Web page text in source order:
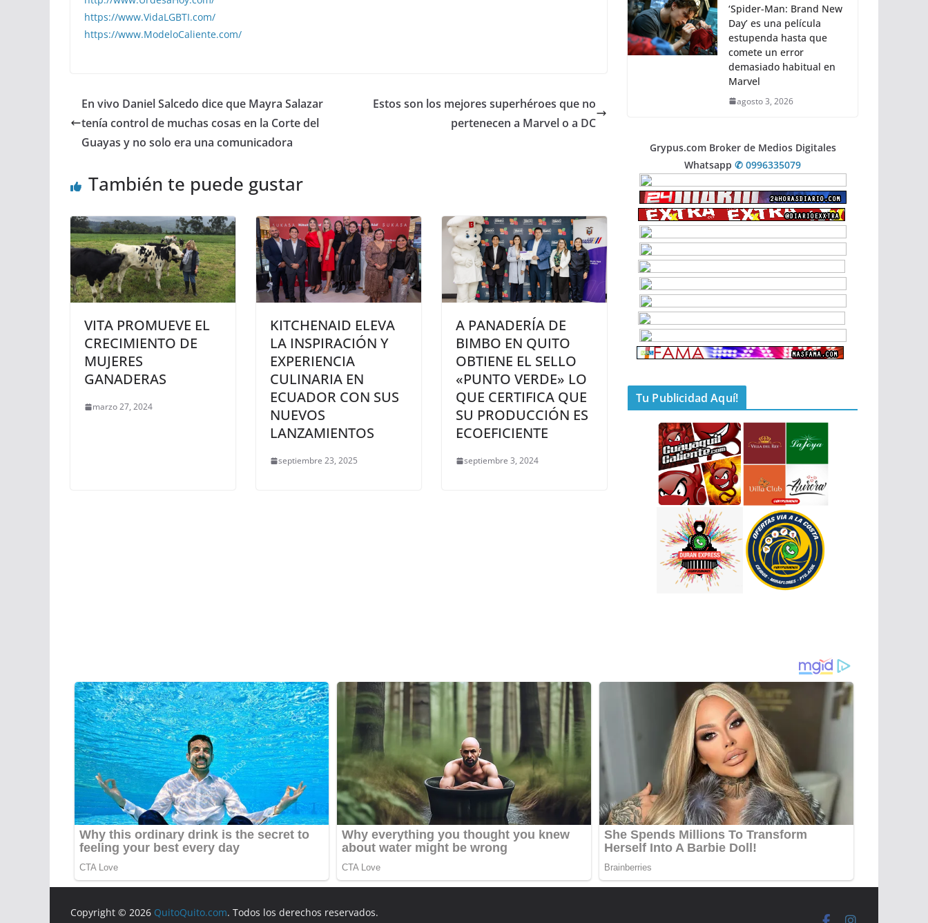
https://www.VidaLGBTI.com/
https://www.ModeloCaliente.com/
En vivo Daniel Salcedo dice que Mayra Salazar
tenía control de muchas cosas en la Corte del
Guayas y no solo era una comunicadora
Estos son los mejores superhéroes que no
pertenecen a Marvel o a DC
También te puede gustar
VITA PROMUEVE EL
CRECIMIENTO DE
MUJERES
GANADERAS
marzo 27, 2024
KITCHENAID ELEVA
LA INSPIRACIÓN Y
EXPERIENCIA
CULINARIA EN
ECUADOR CON SUS
NUEVOS
LANZAMIENTOS
septiembre 23, 2025
A PANADERÍA DE
BIMBO EN QUITO
OBTIENE EL SELLO
«PUNTO VERDE» LO
QUE CERTIFICA QUE
SU PRODUCCIÓN ES
ECOEFICIENTE
septiembre 3, 2024
‘Spider-Man: Brand New
Day’ es una película
estupenda hasta que
comete un error
demasiado habitual en
Marvel
agosto 3, 2026
Grypus.com Broker de Medios Digitales
Whatsapp ✆ 0996335079
Tu Publicidad Aquí!
Copyright © 2026 QuitoQuito.com. Todos los derechos reservados.